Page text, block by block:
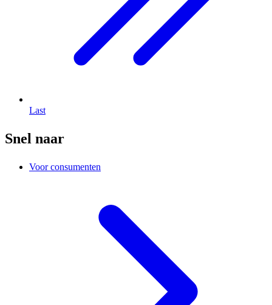
Last
Snel naar
Voor consumenten